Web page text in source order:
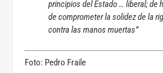
principios del Estado … liberal; de
de comprometer la solidez de la
contra las manos muertas”
Foto: Pedro Fraile